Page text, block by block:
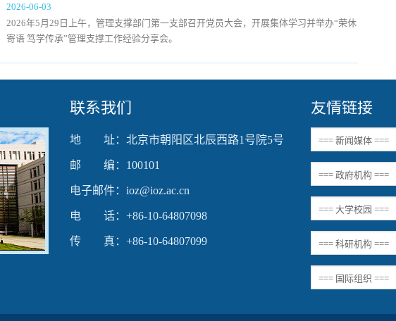
2026-06-03
2026年5月29日上午，管理支撑部门第一支部召开党员大会，开展集体学习并举办“荣休
寄语 笃学传承”管理支撑工作经验分享会。
联系我们
地 址：北京市朝阳区北辰西路1号院5号
邮 编：100101
电子邮件：ioz@ioz.ac.cn
电 话：+86-10-64807098
传 真：+86-10-64807099
友情链接